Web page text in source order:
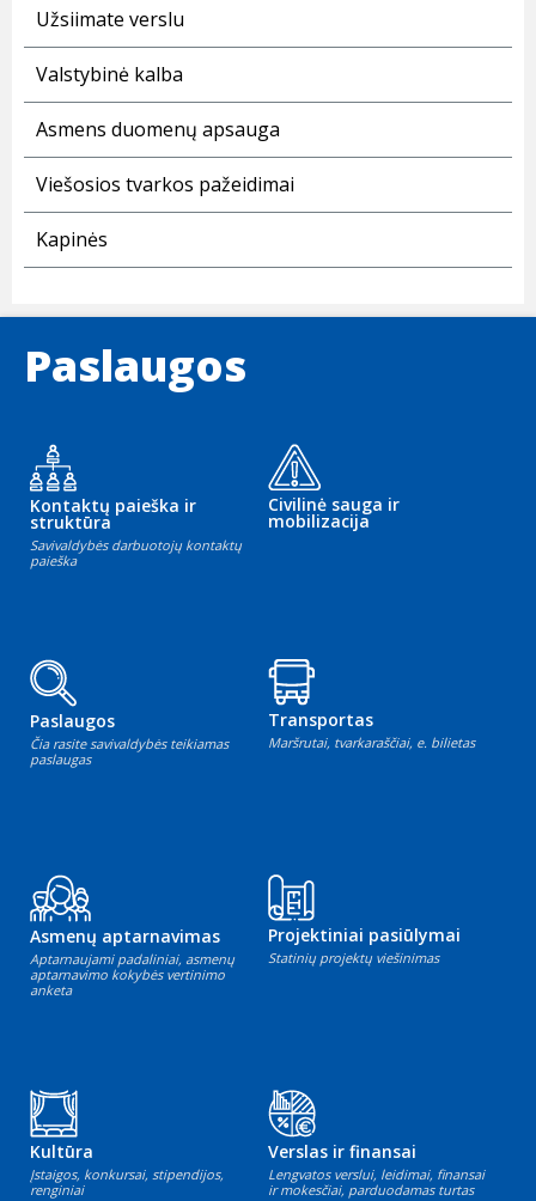
Užsiimate verslu
Valstybinė kalba
Asmens duomenų apsauga
Viešosios tvarkos pažeidimai
Kapinės
Paslaugos
Kontaktų paieška ir
struktūra
Savivaldybės darbuotojų kontaktų
paieška
Civilinė sauga ir
mobilizacija
Paslaugos
Čia rasite savivaldybės teikiamas
paslaugas
Transportas
Maršrutai, tvarkaraščiai, e. bilietas
Asmenų aptarnavimas
Aptarnaujami padaliniai, asmenų
aptarnavimo kokybės vertinimo
anketa
Projektiniai pasiūlymai
Statinių projektų viešinimas
Kultūra
Įstaigos, konkursai, stipendijos,
renginiai
Verslas ir finansai
Lengvatos verslui, leidimai, finansai
ir mokesčiai, parduodamas turtas